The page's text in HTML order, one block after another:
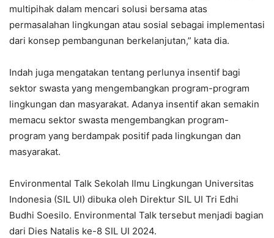
multipihak dalam mencari solusi bersama atas
permasalahan lingkungan atau sosial sebagai implementasi
dari konsep pembangunan berkelanjutan,” kata dia.
Indah juga mengatakan tentang perlunya insentif bagi
sektor swasta yang mengembangkan program-program
lingkungan dan masyarakat. Adanya insentif akan semakin
memacu sektor swasta mengembangkan program-
program yang berdampak positif pada lingkungan dan
masyarakat.
Environmental Talk Sekolah Ilmu Lingkungan Universitas
Indonesia (SIL UI) dibuka oleh Direktur SIL UI Tri Edhi
Budhi Soesilo. Environmental Talk tersebut menjadi bagian
dari Dies Natalis ke-8 SIL UI 2024.